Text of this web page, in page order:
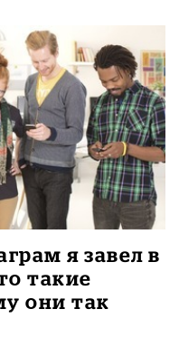
я завел в
такие
они так